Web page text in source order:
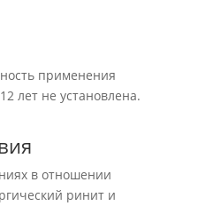
применения
лет не установлена.
в отношении
ринит и